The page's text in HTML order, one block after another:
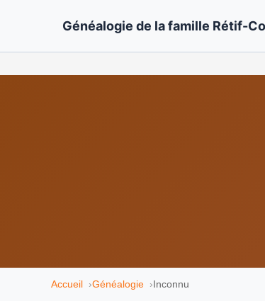
Généalogie de la famille Rétif-
Accueil Généalogie Inconnu